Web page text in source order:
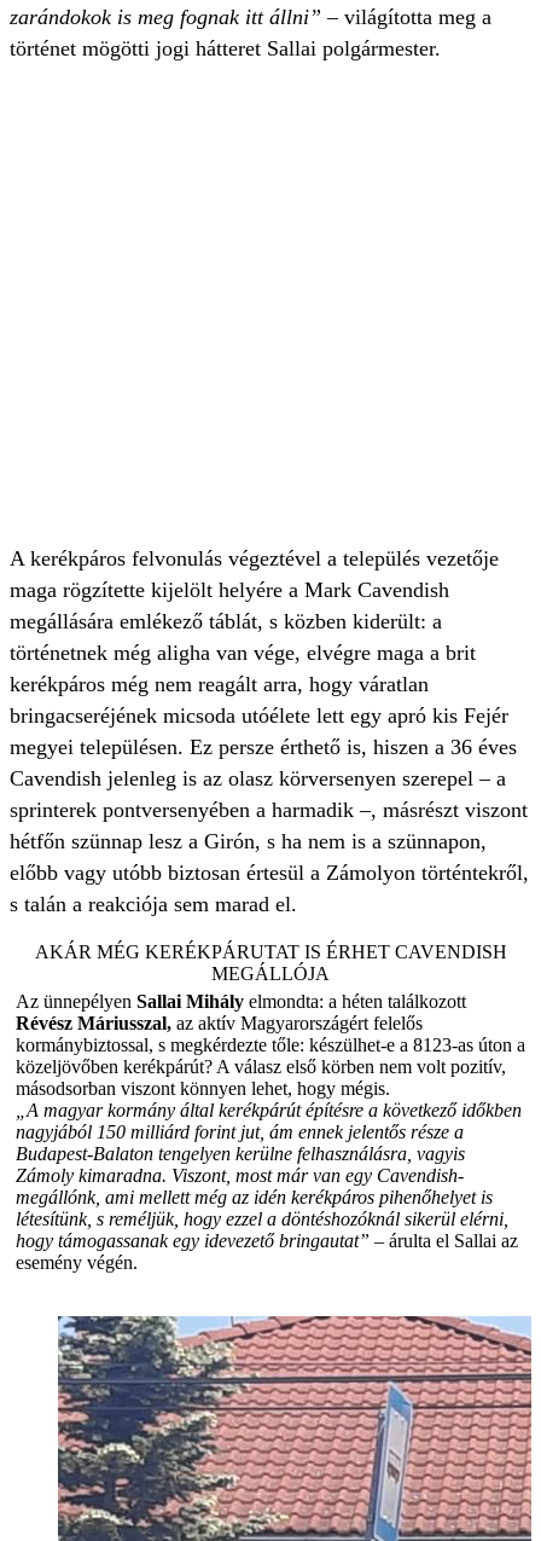
zarándokok is meg fognak itt állni” – világította meg a
történet mögötti jogi hátteret Sallai polgármester.
A kerékpáros felvonulás végeztével a település vezetője
maga rögzítette kijelölt helyére a Mark Cavendish
megállására emlékező táblát, s közben kiderült: a
történetnek még aligha van vége, elvégre maga a brit
kerékpáros még nem reagált arra, hogy váratlan
bringacseréjének micsoda utóélete lett egy apró kis Fejér
megyei településen. Ez persze érthető is, hiszen a 36 éves
Cavendish jelenleg is az olasz körversenyen szerepel – a
sprinterek pontversenyében a harmadik –, másrészt viszont
hétfőn szünnap lesz a Girón, s ha nem is a szünnapon,
előbb vagy utóbb biztosan értesül a Zámolyon történtekről,
s talán a reakciója sem marad el.
AKÁR MÉG KERÉKPÁRUTAT IS ÉRHET CAVENDISH
MEGÁLLÓJA
Az ünnepélyen Sallai Mihály elmondta: a héten találkozott
Révész Máriusszal, az aktív Magyarországért felelős
kormánybiztossal, s megkérdezte tőle: készülhet-e a 8123-as úton a
közeljövőben kerékpárút? A válasz első körben nem volt pozitív,
másodsorban viszont könnyen lehet, hogy mégis.
„A magyar kormány által kerékpárút építésre a következő időkben
nagyjából 150 milliárd forint jut, ám ennek jelentős része a
Budapest-Balaton tengelyen kerülne felhasználásra, vagyis
Zámoly kimaradna. Viszont, most már van egy Cavendish-
megállónk, ami mellett még az idén kerékpáros pihenőhelyet is
létesítünk, s reméljük, hogy ezzel a döntéshozóknál sikerül elérni,
hogy támogassanak egy idevezető bringautat” – árulta el Sallai az
esemény végén.